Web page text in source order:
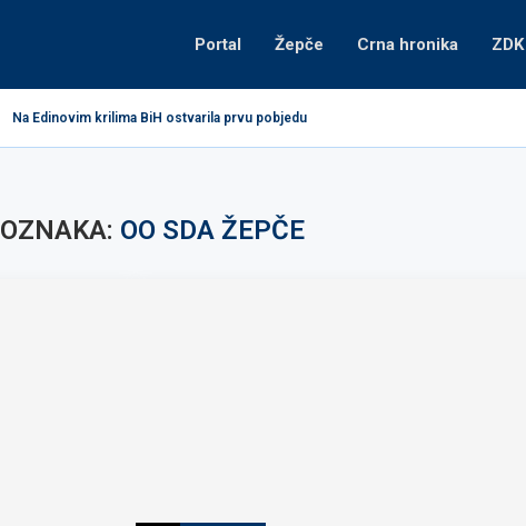
Portal Žepče Crna hronika ZDK
Na Edinovim krilima BiH ostvarila prvu pobjedu
OZNAKA: OO SDA ŽEPČE